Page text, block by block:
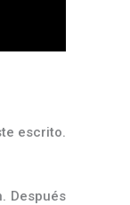
escrito.
Después